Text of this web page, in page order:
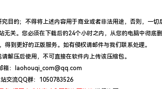
目的；不得将上述内容用于商业或者非法用途，否则，一切
关。您必须在下载后的24个小时之内，从您的电脑中彻底删
得到更好的正版服务。如有侵权请邮件与我们联系处理。
解压后使用，不可直接在软件内上传该压缩包。
箱：laohouqi_com@qq.com
交流QQ群：1050783526